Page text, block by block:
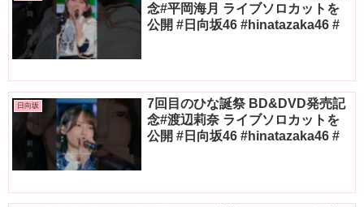
念#平岡海月 ライブソロカットを
公開 #日向坂46 #hinatazaka46 #
日向坂
7回目のひな誕祭 BD&DVD発売記
念#渡辺莉奈 ライブソロカットを
公開 #日向坂46 #hinatazaka46 #